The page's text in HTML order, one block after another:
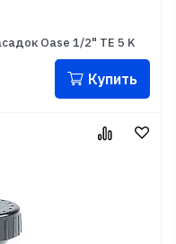
Oase 1/2" TE 5 K
Купить